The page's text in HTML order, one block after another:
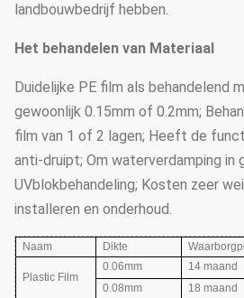
landbouwbedrijf hebben.
Het behandelen van Materiaal
Duidelijke PE film als behandelend
gewoonlijk 0.15mm of 0.2mm;
film van 1 of 2 lagen; Heeft de
anti-druipt; Om waterverdamping in
UVblokbehandeling; Kosten zeer
installeren en onderhoud.
Naam Dikte
Plastic Film
0.06mm
14 maand
0.08mm
18 maand